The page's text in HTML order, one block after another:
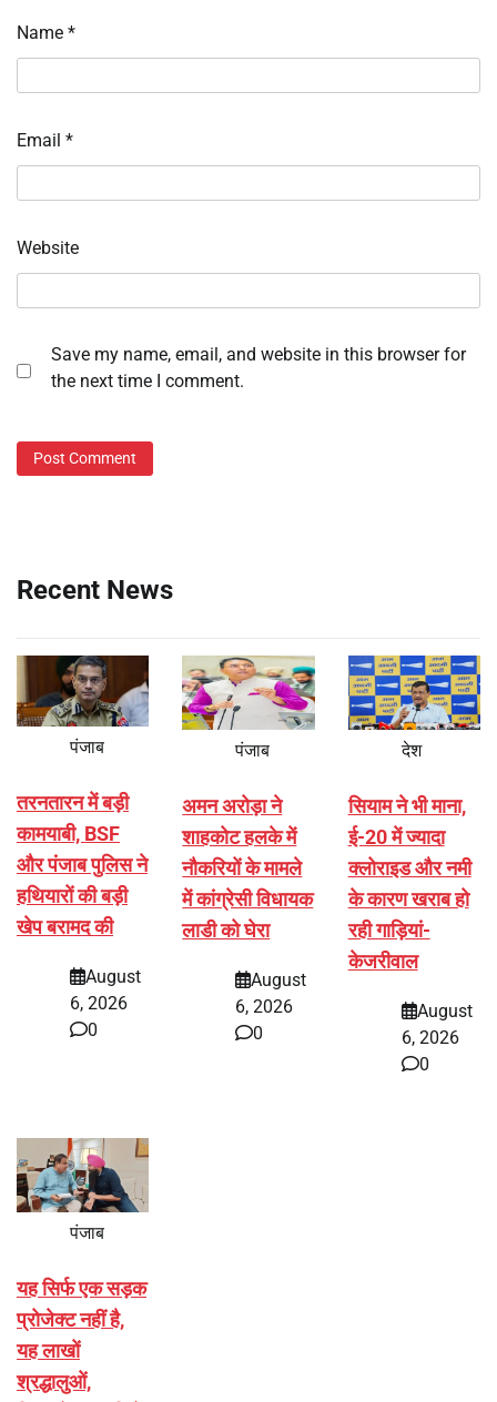
Name *
Email *
Website
Save my name, email, and website in this browser for
the next time I comment.
Recent News
पंजाब
तरनतारन में बड़ी
कामयाबी, BSF
और पंजाब पुलिस ने
हथियारों की बड़ी
खेप बरामद की
August
6, 2026
0
पंजाब
अमन अरोड़ा ने
शाहकोट हलके में
नौकरियों के मामले
में कांग्रेसी विधायक
लाडी को घेरा
August
6, 2026
0
देश
सियाम ने भी माना,
ई-20 में ज्यादा
क्लोराइड और नमी
के कारण खराब हो
रही गाड़ियां-
केजरीवाल
August
6, 2026
0
पंजाब
यह सिर्फ एक सड़क
प्रोजेक्ट नहीं है,
यह लाखों
श्रद्धालुओं,